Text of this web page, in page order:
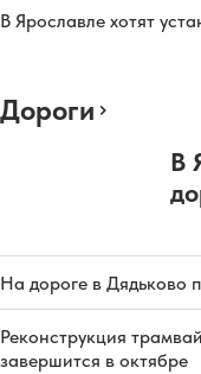
В Ярославле хотят
Дороги
В
На дороге в Дядьково
Реконструкция
завершится в октябре